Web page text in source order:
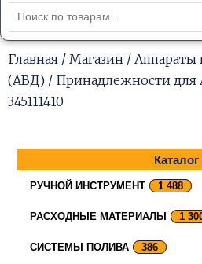
Искать:
Главная / Магазин / Аппараты
(АВД) / Принадлежности для
345111410
Каталог
РУЧНОЙ ИНСТРУМЕНТ 1 488
РАСХОДНЫЕ МАТЕРИАЛЫ 1
СИСТЕМЫ ПОЛИВА 386